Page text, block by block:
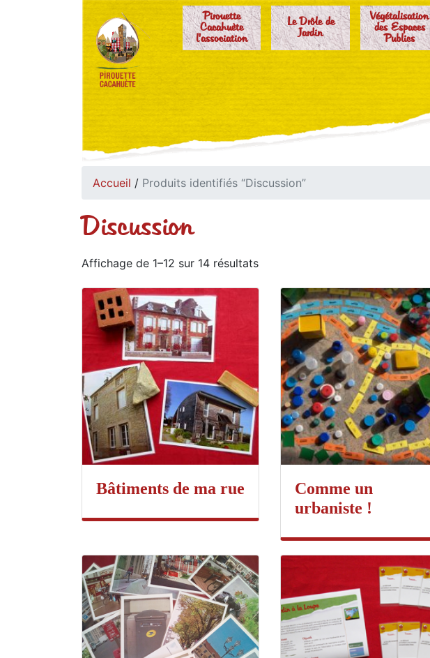
Pirouette
Cacahuète
l'association
Le Drôle de
Jardin
Végétalisation
des Espaces
Publics
Accueil / Produits identifiés “Discussion”
Discussion
Affichage de 1–12 sur 14 résultats
Bâtiments de ma rue
Comme un
urbaniste !